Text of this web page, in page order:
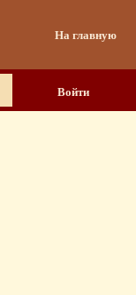
На главную
Войти